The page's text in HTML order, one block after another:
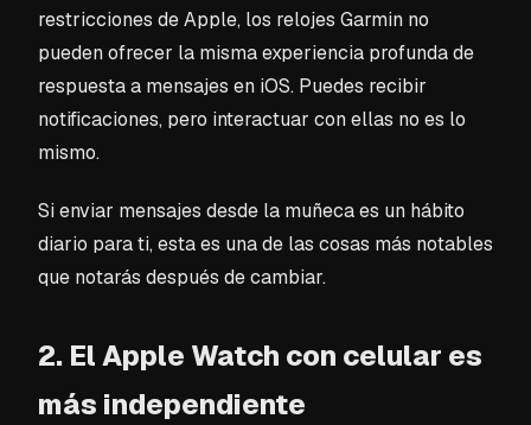
restricciones de Apple, los relojes Garmin no
pueden ofrecer la misma experiencia profunda de
respuesta a mensajes en iOS. Puedes recibir
notificaciones, pero interactuar con ellas no es lo
mismo.
Si enviar mensajes desde la muñeca es un hábito
diario para ti, esta es una de las cosas más notables
que notarás después de cambiar.
2. El Apple Watch con celular es
más independiente